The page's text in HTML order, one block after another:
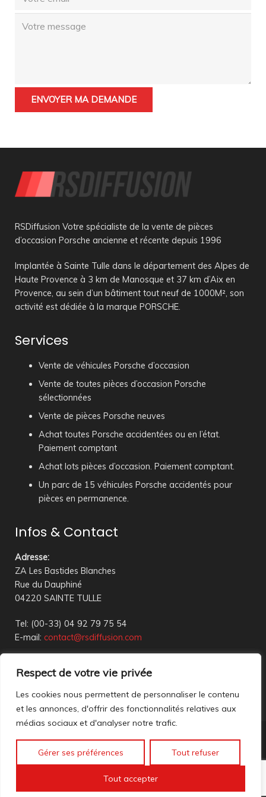
Respect de votre vie privée
Les cookies nous permettent de personnaliser le contenu
et les annonces, d'offrir des fonctionnalités relatives aux
médias sociaux et d'analyser notre trafic.
Gérer ses préférences Tout refuser
Tout accepter
RSDiffusion Votre spécialiste de la vente de pièces
d’occasion Porsche ancienne et récente depuis 1996
Implantée à Sainte Tulle dans le département des Alpes de
Haute Provence à 3 km de Manosque et 37 km d’Aix en
Provence, au sein d’un bâtiment tout neuf de 1000M², son
activité est dédiée à la marque PORSCHE.
Services
Vente de véhicules Porsche d’occasion
Vente de toutes pièces d’occasion Porsche
sélectionnées
Vente de pièces Porsche neuves
Achat toutes Porsche accidentées ou en l’état.
Paiement comptant
Achat lots pièces d’occasion. Paiement comptant.
Un parc de 15 véhicules Porsche accidentés pour
pièces en permanence.
Infos & Contact
Adresse:
ZA Les Bastides Blanches
Rue du Dauphiné
04220 SAINTE TULLE
Tel: (00-33) 04 92 79 75 54
E-mail: contact@rsdiffusion.com
18h00
Réception en magasin sur rendez-vous uniquement
Nous contacter
Mentions légales
Accéder à nos anciennes annonces